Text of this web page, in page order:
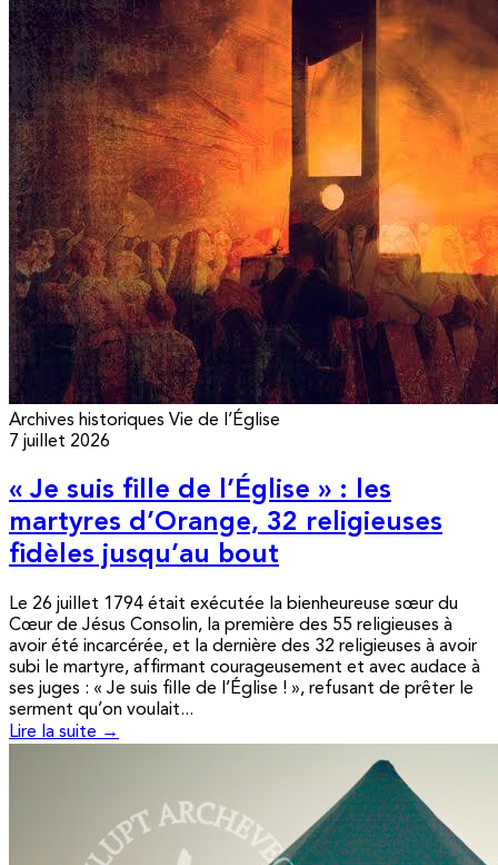
Archives historiques Vie de l’Église
7 juillet 2026
« Je suis fille de l’Église » : les
martyres d’Orange, 32 religieuses
fidèles jusqu’au bout
Le 26 juillet 1794 était exécutée la bienheureuse sœur du
Cœur de Jésus Consolin, la première des 55 religieuses à
avoir été incarcérée, et la dernière des 32 religieuses à avoir
subi le martyre, affirmant courageusement et avec audace à
ses juges : « Je suis fille de l’Église ! », refusant de prêter le
serment qu’on voulait...
Lire la suite →